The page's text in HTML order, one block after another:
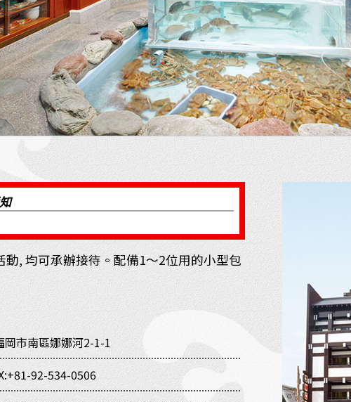
, 均可承辦接待。配備1～2位用的小型包
岡市南區娜娜河2-1-1
92-534-0506